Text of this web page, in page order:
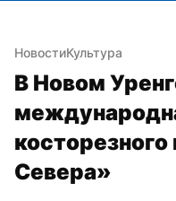
НовостиКультура
В Новом
Севера»